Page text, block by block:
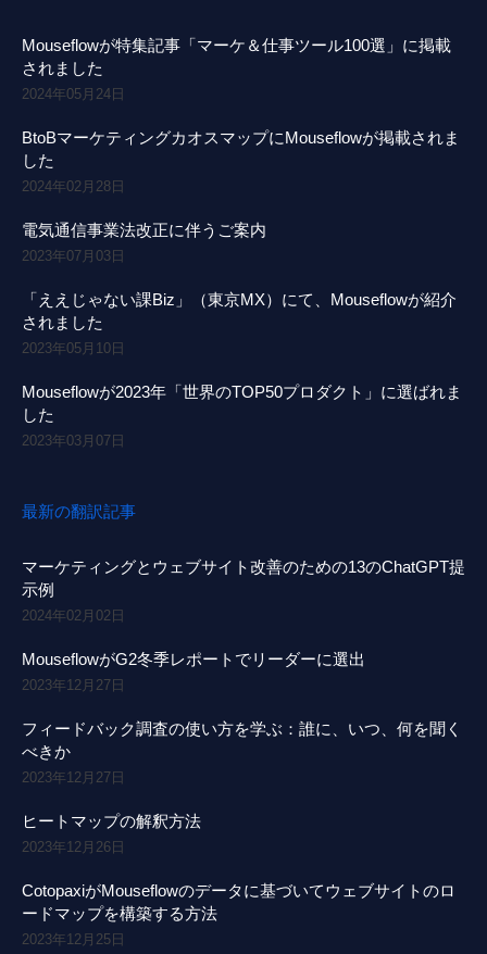
Mouseflowが特集記事「マーケ＆仕事ツール100選」に掲載
されました
2024年05月24日
BtoBマーケティングカオスマップにMouseflowが掲載されま
した
2024年02月28日
電気通信事業法改正に伴うご案内
2023年07月03日
「ええじゃない課Biz」（東京MX）にて、Mouseflowが紹介
されました
2023年05月10日
Mouseflowが2023年「世界のTOP50プロダクト」に選ばれま
した
2023年03月07日
最新の翻訳記事
マーケティングとウェブサイト改善のための13のChatGPT提
示例
2024年02月02日
MouseflowがG2冬季レポートでリーダーに選出
2023年12月27日
フィードバック調査の使い方を学ぶ：誰に、いつ、何を聞く
べきか
2023年12月27日
ヒートマップの解釈方法
2023年12月26日
CotopaxiがMouseflowのデータに基づいてウェブサイトのロ
ードマップを構築する方法
2023年12月25日